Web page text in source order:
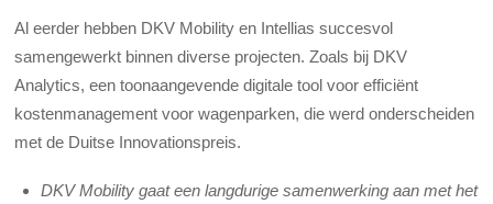
Al eerder hebben DKV Mobility en Intellias succesvol
samengewerkt binnen diverse projecten. Zoals bij DKV
Analytics, een toonaangevende digitale tool voor efficiënt
kostenmanagement voor wagenparken, die werd onderscheiden
met de Duitse Innovationspreis.
DKV Mobility gaat een langdurige samenwerking aan met het